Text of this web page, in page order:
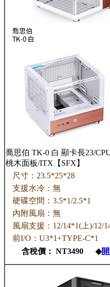
喬思伯 TK-0 白 顯卡長23/
桃木面板/ITX【SFX】
尺寸：23.5*25*28
支援水冷：無
硬碟空間：3.5*1/2.5*1
內附風扇：無
風扇支援：12/14*1(上)/12/
前I/O：U3*1+TYPE-C*1
含稅價： NT3490 ◆